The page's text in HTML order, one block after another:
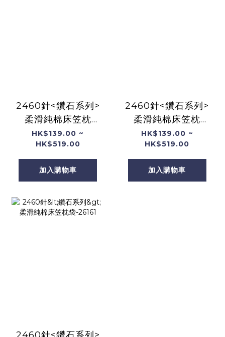
2460針<鑽石系列>
柔滑純棉床笠枕
袋-26163
HK$139.00 ~
HK$519.00
加入購物車
2460針<鑽石系列>
柔滑純棉床笠枕
袋-26162
HK$139.00 ~
HK$519.00
加入購物車